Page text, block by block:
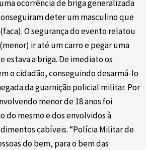
ocorrência de briga generalizada
deter um masculino que
O segurança do evento relatou
ir até um carro e pegar uma
estava a briga. De imediato os
o cidadão, conseguindo desarmá-lo
da guarnição policial militar. Por
menor de 18 anos foi
do mesmo e dos envolvidos à
cabíveis. “Polícia Militar de
do bem, para o bem das